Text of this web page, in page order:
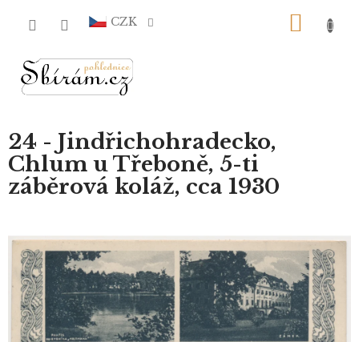
CZK
24 - Jindřichohradecko,
Chlum u Třeboně, 5-ti
záběrová koláž, cca 1930